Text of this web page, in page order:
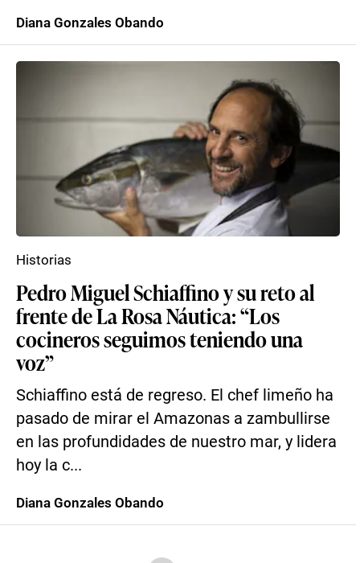
Diana Gonzales Obando
Pedro Miguel Schiaffino y su reto al
frente de La Rosa Náutica: “Los
cocineros seguimos teniendo una
voz”
Schiaffino está de regreso. El chef limeño ha
pasado de mirar el Amazonas a zambullirse
en las profundidades de nuestro mar, y lidera
hoy la c...
Historias
Diana Gonzales Obando